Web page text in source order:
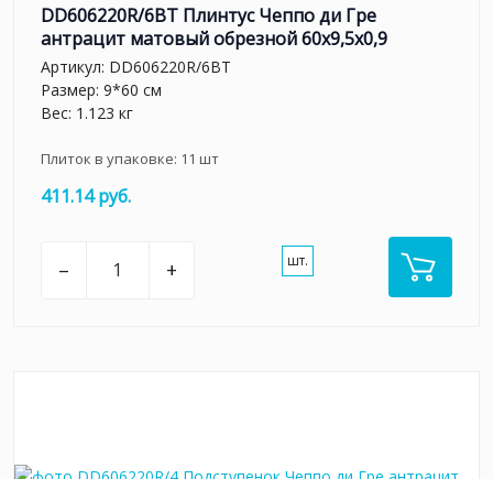
DD606220R/6BT Плинтус Чеппо ди Гре
антрацит матовый обрезной 60x9,5x0,9
Артикул: DD606220R/6BT
Размер: 9*60 см
Вес: 1.123 кг
Плиток в упаковке: 11 шт
411.14 руб.
– + шт.